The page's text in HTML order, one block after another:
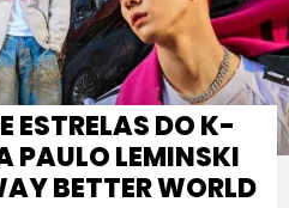
ESTRELAS DO K-
PAULO LEMINSKI
BETTER WORLD